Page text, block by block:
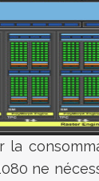
la
ne